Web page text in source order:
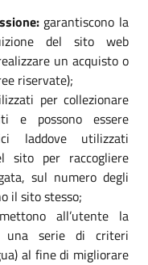
garantiscono la
del sito web
un acquisto o
riservate);
per collezionare
e possono essere
laddove utilizzati
sito per raccogliere
sul numero degli
il sito stesso;
all’utente la
una serie di criteri
al fine di migliorare